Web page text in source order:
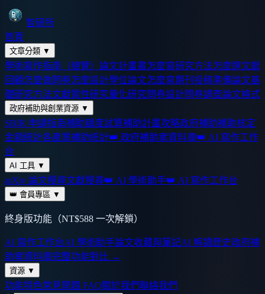
智研所
首頁
文章分類 ▼
學術寫作指南（總覽） 論文計畫書怎麼寫研究方法怎麼選文獻
回顧怎麼做問卷怎麼設計學位論文怎麼寫期刊投稿準備論文基
礎研究方法文獻質性研究量化研究問卷設計問卷調查論文格式
政府補助與創業資源 ▼
SBIR 申請指南補助額度試算補助計畫攻略政府補助補助核定
金額統計各產業補助統計👑 政府補助案資料庫👑 AI 寫作工作
台
AI 工具 ▼
arXiv 論文搜尋文獻搜尋👑 AI 學術助手👑 AI 寫作工作台
👑 會員專區 ▼
終身版功能（NT$588 一次解鎖）
AI 寫作工作台AI 學術助手論文收藏與筆記AI 解讀歷史政府補
助案資料庫完整功能對比 →
資源 ▼
功能特色常見問題 FAQ關於我們聯絡我們